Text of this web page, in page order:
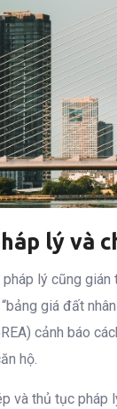
lý và
pháp lý cũng
giá đất
cảnh báo
hộ.
và thủ tục pháp